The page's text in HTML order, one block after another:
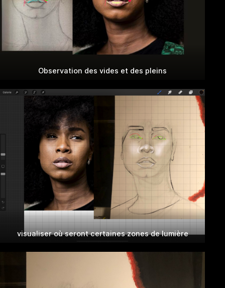
Observation des vides et des pleins
visualiser où seront certaines zones de lumière